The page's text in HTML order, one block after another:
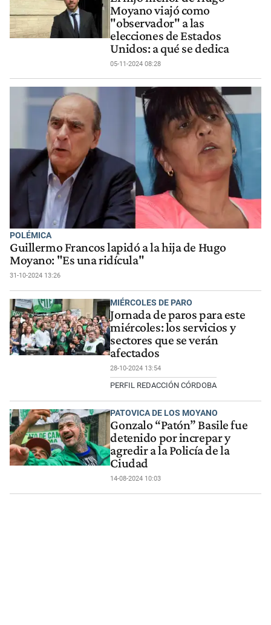
Moyano viajó como
"observador" a las
elecciones de Estados
Unidos: a qué se dedica
05-11-2024 08:28
POLÉMICA
Guillermo Francos lapidó a la hija de Hugo
Moyano: "Es una ridícula"
31-10-2024 13:26
MIÉRCOLES DE PARO
Jornada de paros para este
miércoles: los servicios y
sectores que se verán
afectados
28-10-2024 13:54
PERFIL REDACCIÓN CÓRDOBA
PATOVICA DE LOS MOYANO
Gonzalo “Patón” Basile fue
detenido por increpar y
agredir a la Policía de la
Ciudad
14-08-2024 10:03